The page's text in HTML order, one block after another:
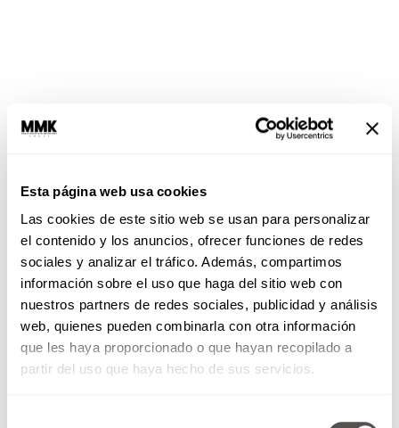
Esta página web usa cookies
Las cookies de este sitio web se usan para personalizar
el contenido y los anuncios, ofrecer funciones de redes
sociales y analizar el tráfico. Además, compartimos
información sobre el uso que haga del sitio web con
nuestros partners de redes sociales, publicidad y análisis
web, quienes pueden combinarla con otra información
que les haya proporcionado o que hayan recopilado a
partir del uso que haya hecho de sus servicios.
a esa persona,
es lo MEJOR que puedes hacer. Estar en los
momentos
es ESPECTACULAR y créeme
que pasarás horas de diversión y buena vibra
con tus amigos o familiares, pero estar en los
momentos malos ayuda a que conectes con esa
persona y podrá empezar a crear su
red de